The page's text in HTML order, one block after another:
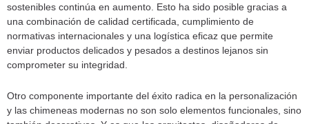
sostenibles continúa en aumento. Esto ha sido posible gracias a
una combinación de calidad certificada, cumplimiento de
normativas internacionales y una logística eficaz que permite
enviar productos delicados y pesados a destinos lejanos sin
comprometer su integridad.
Otro componente importante del éxito radica en la personalización
y las chimeneas modernas no son solo elementos funcionales, sino